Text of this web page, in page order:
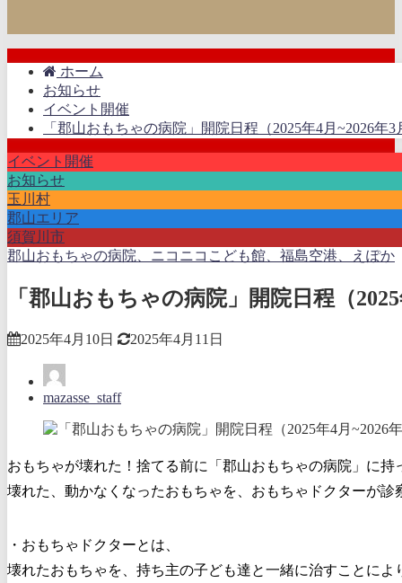
ホーム
お知らせ
イベント開催
「郡山おもちゃの病院」開院日程（2025年4月~2026年3
イベント開催
お知らせ
玉川村
郡山エリア
須賀川市
郡山おもちゃの病院、ニコニコこども館、福島空港、えぽか
「郡山おもちゃの病院」開院日程（
2025年4月10日 2025年4月11日
mazasse_staff
おもちゃが壊れた！捨てる前に「郡山おもちゃの病院」に持
壊れた、動かなくなったおもちゃを、おもちゃドクターが診
・おもちゃドクターとは、
壊れたおもちゃを、持ち主の子ども達と一緒に治すことに